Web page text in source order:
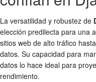
La versatilidad y robustez de
elección predilecta para una
sitios web de alto tráfico
datos. Su capacidad para
datos lo hace ideal para
rendimiento.